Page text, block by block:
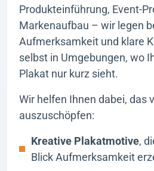
Produkteinführung, Event-
Markenaufbau – wir legen
Aufmerksamkeit und klare
selbst in Umgebungen, wo
Plakat nur kurz sieht.
Wir helfen Ihnen dabei, das
auszuschöpfen:
Kreative Plakatmotive,
Blick Aufmerksamkeit